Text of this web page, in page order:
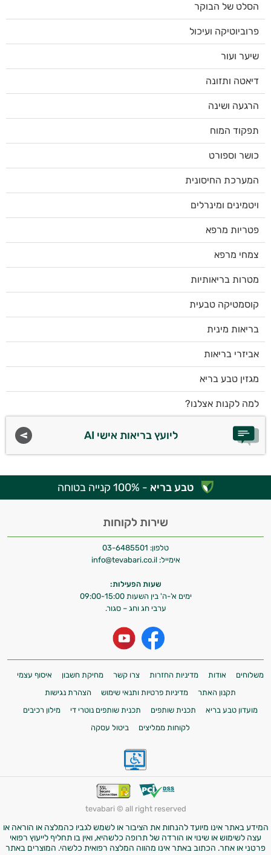
הסלט של הבוקר
פרוביוטיקה ועיכול
שיער ועור
דיאטה ותזונה
הרגעה ושינה
תפקוד המוח
כושר וספורט
המערכת החיסונית
ויטמינים ומינרלים
פטריות מרפא
צמחי מרפא
מטרות בריאותיות
קוסמטיקה טבעית
בריאות מינית
אביזרי בריאות
מגזין טבע בריא
למה לקנות אצלנו?
ליועץ בריאות אישי AI
טבע בריא - 100% קנייה בטוחה
שירות לקוחות
טלפון: 03-6485501
אימייל: info@tevabari.co.il
שעות הפעילות:
ימים א'-ה' בין השעות 09:00-15:00
ערבי חג וחג – סגור.
משלוחים אודות מדיניות החזרות צרו קשר מחיקת חשבון
איסוף עצמי
תקנון האתר
מדיניות פרטיות ותנאי שימוש
הצהרת נגישות
מועדון טבע בריא
תכנית שותפים תכנית שותפים נוטרי די
מילון רכיבים
לקוחות ממליצים
ביטול עסקה
tevabari © all right reserved
המידע באתר אינו מיועד להנחות את הציבור או לשמש לגביו כהמלצה או הוראה או
עצה לשימוש או שינוי או הורדה של תרופה כלשהיא, ואין בו תחליף לייעוץ רפואי
פרטני או אחר. הכתוב באתר אינו מהווה המלצה רפואית כלשהי. המוצרים באתר